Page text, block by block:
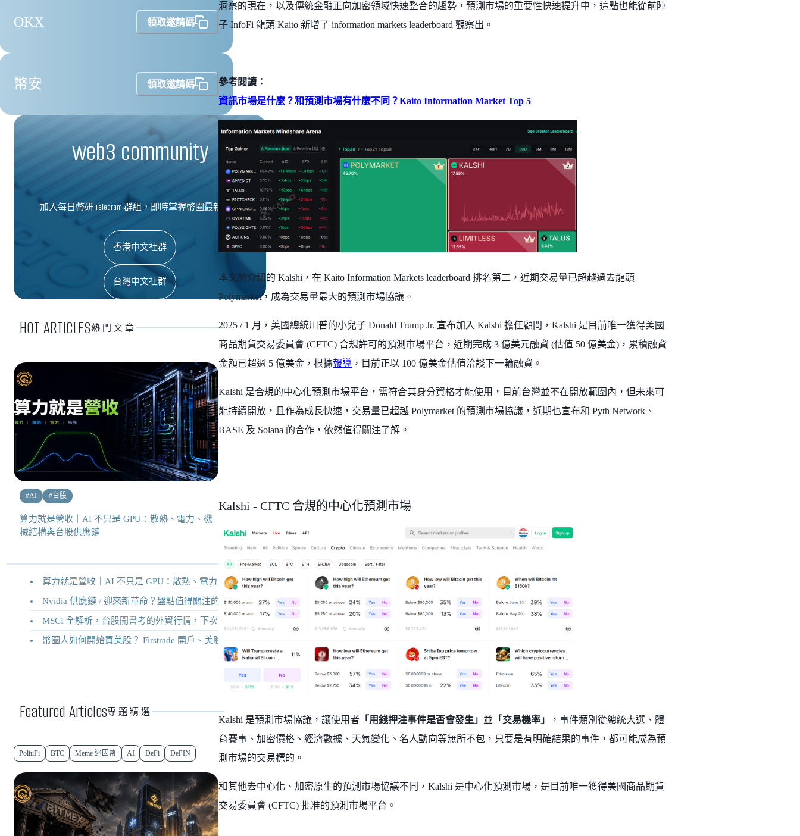
OKX 領取邀請碼
幣安 領取邀請碼
web3 community
加入每日幣研 Telegram 群組，即時掌握幣圈最新資訊
香港中文社群
台灣中文社群
HOT ARTICLES熱門文章
#AI #台股
算力就是營收｜AI 不只是 GPU：散熱、電力、機
械結構與台股供應鏈
算力就是營收｜AI 不只是 GPU：散熱、電力、機械結構與台股供應鏈
Nvidia 供應鏈 / 迎來新革命？盤點值得關注的二十家供應鏈企業
MSCI 全解析，台股開書考的外資行情，下次調整你準備好了嗎？
幣圈人如何開始買美股？ Firstrade 開戶、美股交易機制完整教學
Featured Articles專題精選
PolitiFi BTC Meme 迷因幣 AI DeFi DePIN
洞察的現在，以及傳統金融正向加密領域快速整合的趨勢，預測市場的重要性快速提升中，這點也能從前陣
子 InfoFi 龍頭 Kaito 新增了 information markets leaderboard 觀察出。
參考閱讀：
資訊市場是什麼？和預測市場有什麼不同？Kaito Information Market Top 5
本文將介紹的 Kalshi，在 Kaito Information Markets leaderboard 排名第二，近期交易量已超越過去龍頭
Polymarket，成為交易量最大的預測市場協議。
2025 / 1 月，美國總統川普的小兒子 Donald Trump Jr. 宣布加入 Kalshi 擔任顧問，Kalshi 是目前唯一獲得美國
商品期貨交易委員會 (CFTC) 合規許可的預測市場平台，近期完成 3 億美元融資 (估值 50 億美金)，累積融資
金額已超過 5 億美金，根據報導 ，目前正以 100 億美金估值洽談下一輪融資。
Kalshi 是合規的中心化預測市場平台，需符合其身分資格才能使用，目前台灣並不在開放範圍內，但未來可
能持續開放，且作為成長快速，交易量已超越 Polymarket 的預測市場協議，近期也宣布和 Pyth Network、
BASE 及 Solana 的合作，依然值得關注了解。
Kalshi - CFTC 合規的中心化預測市場
Kalshi 是預測市場協議，讓使用者 「用錢押注事件是否會發生」 並 「交易機率」
，事件類別從總統大選、體
育賽事、加密價格、經濟數據、天氣變化、名人動向等無所不包，只要是有明確結果的事件，都可能成為預
測市場的交易標的。
和其他去中心化、加密原生的預測市場協議不同，Kalshi 是中心化預測市場，是目前唯一獲得美國商品期貨
交易委員會 (CFTC) 批准的預測市場平台。